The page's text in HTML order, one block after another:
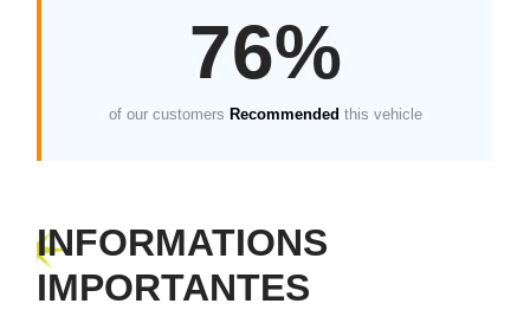
76%
of our customers Recommended this vehicle
INFORMATIONS
IMPORTANTES